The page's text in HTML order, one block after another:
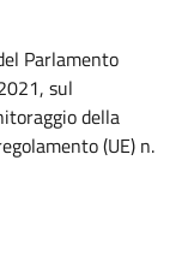
Parlamento
sul
della
(UE) n.